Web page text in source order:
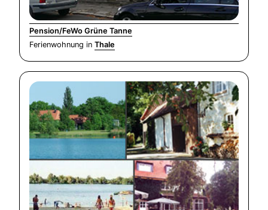
Pension/FeWo Grüne Tanne
Ferienwohnung in Thale